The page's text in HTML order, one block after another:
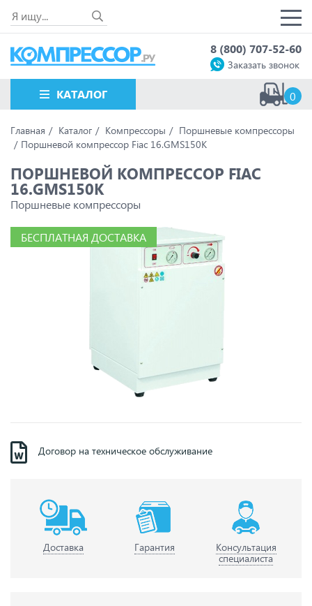
8 (800) 707-52-60
Заказать звонок
КАТАЛОГ 0
Главная Каталог Компрессоры
Поршневые компрессоры
Поршневой компрессор Fiac 16.GMS150K
ПОРШНЕВОЙ КОМПРЕССОР FIAC
16.GMS150K
Поршневые компрессоры
БЕСПЛАТНАЯ ДОСТАВКА
Договор на техническое обслуживание
Доставка Гарантия
Консультация
специалиста